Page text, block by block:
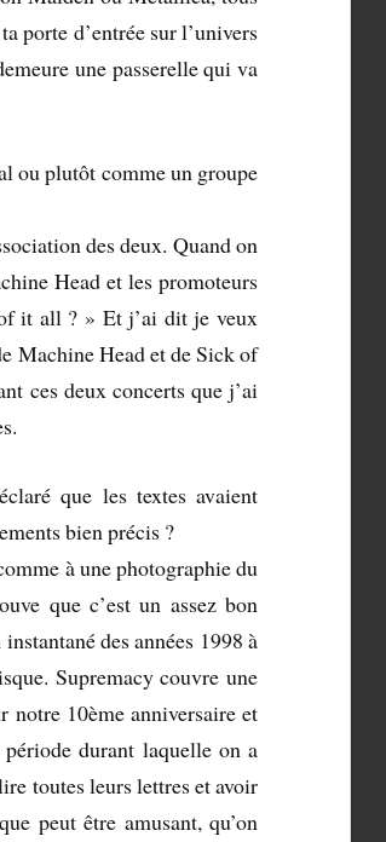
porte d’entrée sur l’univers
une passerelle qui va
ou plutôt comme un groupe
des deux. Quand on
Head et les promoteurs
it all ? » Et j’ai dit je veux
Machine Head et de Sick of
ces deux concerts que j’ai
que les textes avaient
bien précis ?
à une photographie du
que c’est un assez bon
des années 1998 à
Supremacy couvre une
notre 10ème anniversaire et
durant laquelle on a
toutes leurs lettres et avoir
peut être amusant, qu’on